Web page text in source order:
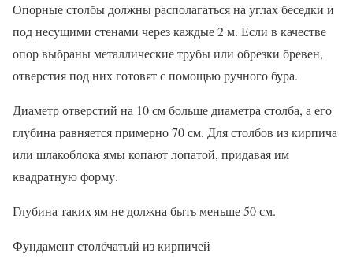
Опорные столбы должны располагаться на углах беседки и
под несущими стенами через каждые 2 м. Если в качестве
опор выбраны металлические трубы или обрезки бревен,
отверстия под них готовят с помощью ручного бура.
Диаметр отверстий на 10 см больше диаметра столба, а его
глубина равняется примерно 70 см. Для столбов из кирпича
или шлакоблока ямы копают лопатой, придавая им
квадратную форму.
Глубина таких ям не должна быть меньше 50 см.
Фундамент столбчатый из кирпичей